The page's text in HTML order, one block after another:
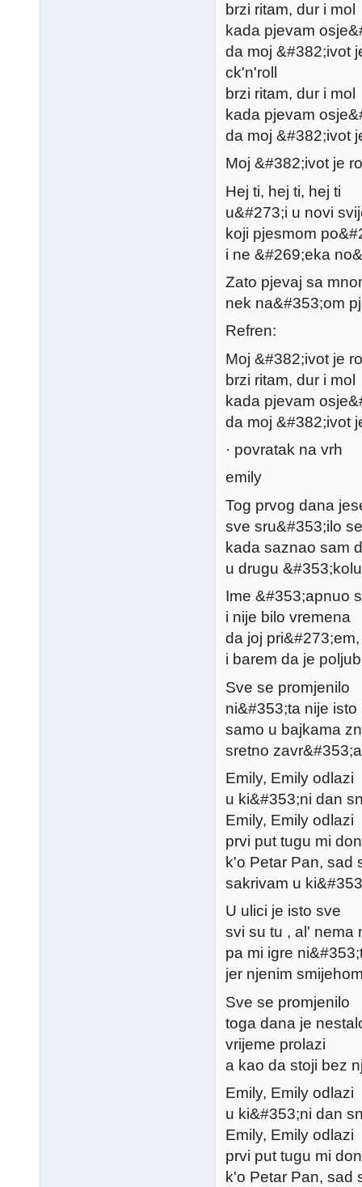
brzi ritam, dur i mol
kada pjevam
da moj &#382;ivot
ck'n'roll
brzi ritam, dur i mol
kada pjevam
da moj &#382;ivot
Moj &#382;ivot je
Hej ti, hej ti, hej ti
u&#273;i u novi
koji pjesmom
i ne &#269;eka
Zato pjevaj sa
nek na&#353;om
Refren:
Moj &#382;ivot je
brzi ritam, dur i mol
kada pjevam
da moj &#382;ivot
· povratak na vrh
emily
Tog prvog dana
sve sru&#353;ilo
kada saznao sam
u drugu
Ime &#353;apnuo
i nije bilo vremena
da joj
i barem da je
Sve se promjenilo
ni&#353;ta nije isto
samo u bajkama
sretno
Emily, Emily odlazi
u ki&#353;ni dan
Emily, Emily odlazi
prvi put tugu mi
k'o Petar Pan, sad
sakrivam u
U ulici je isto sve
svi su tu , al' nema
pa mi igre
jer njenim
Sve se promjenilo
toga dana je
vrijeme prolazi
a kao da stoji bez
Emily, Emily odlazi
u ki&#353;ni dan
Emily, Emily odlazi
prvi put tugu mi
k'o Petar Pan, sad